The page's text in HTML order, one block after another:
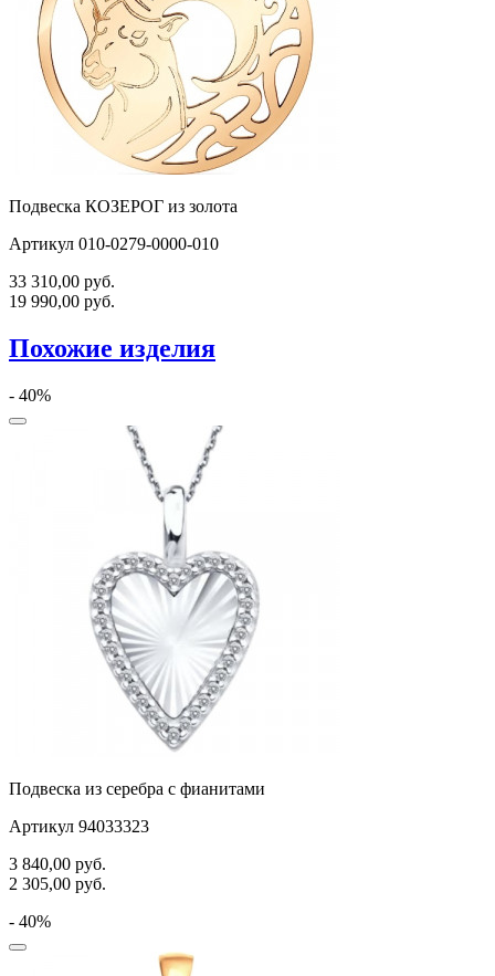
Подвеска КОЗЕРОГ из золота
Артикул 010-0279-0000-010
33 310,00 руб.
19 990,00 руб.
Похожие изделия
- 40%
Подвеска из серебра с фианитами
Артикул 94033323
3 840,00 руб.
2 305,00 руб.
- 40%